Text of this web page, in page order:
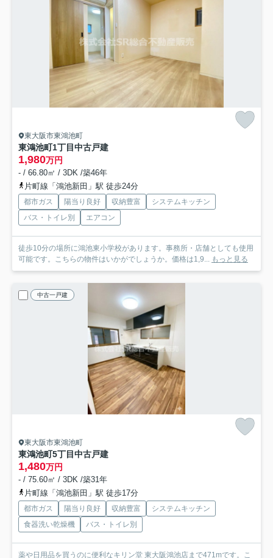
東大阪市東鴻池町
東鴻池町1丁目中古戸建
1,980万円
- / 66.80㎡ / 3DK /築46年
片町線「鴻池新田」駅 徒歩24分
都市ガス 陽当り良好 収納豊富
システムキッチン
バス・トイレ別
エアコン
徒歩10分の場所に鴻池東小学校があります。事務所・店舗としても使用
可能です。こちらの物件はいかがでしょうか。価格は1,9... もっと見る
中古一戸建
東大阪市東鴻池町
東鴻池町5丁目中古戸建
1,480万円
- / 75.60㎡ / 3DK /築31年
片町線「鴻池新田」駅 徒歩17分
都市ガス 陽当り良好 収納豊富
システムキッチン
食器洗い乾燥機
バス・トイレ別
薬や日用品を買うのに便利なキリン堂 東大阪鴻池店まで471mです。こ